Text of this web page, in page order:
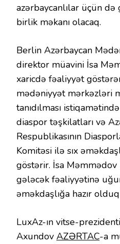
azərbaycanlılar üçün
birlik məkanı olacaq.
Berlin Azərbaycan
direktor müavini İsa
xaricdə fəaliyyət
mədəniyyət mərkəzləri
tanıdılması
diaspor təşkilatları və
Respublikasının
Komitəsi ilə sıx
göstərir. İsa
gələcək fəaliyyətinə
əməkdaşlığa hazır
LuxAz-ın vitse-
Axundov AZƏRTAC-a